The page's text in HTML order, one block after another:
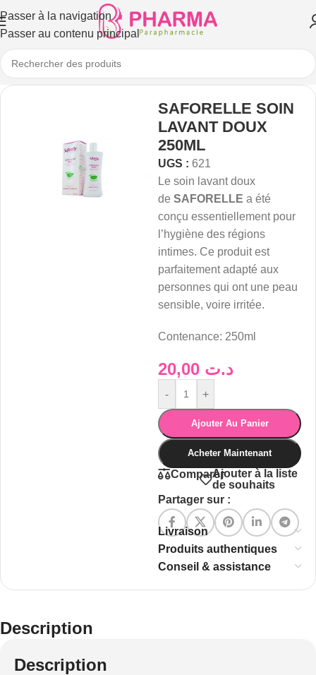
Passer à la navigation
Passer au contenu principal
SAFORELLE SOIN
LAVANT DOUX
250ML
UGS : 621
Le soin lavant doux
de SAFORELLE a été
conçu essentiellement pour
l’hygiène des régions
intimes. Ce produit est
parfaitement adapté aux
personnes qui ont une peau
sensible, voire irritée.
Contenance: 250ml
د.ت
- +
Ajouter Au Panier
Acheter Maintenant
ComparerAjouter à la liste
de souhaits
Partager sur :
Livraison
Produits authentiques
Conseil & assistance
Description
Description